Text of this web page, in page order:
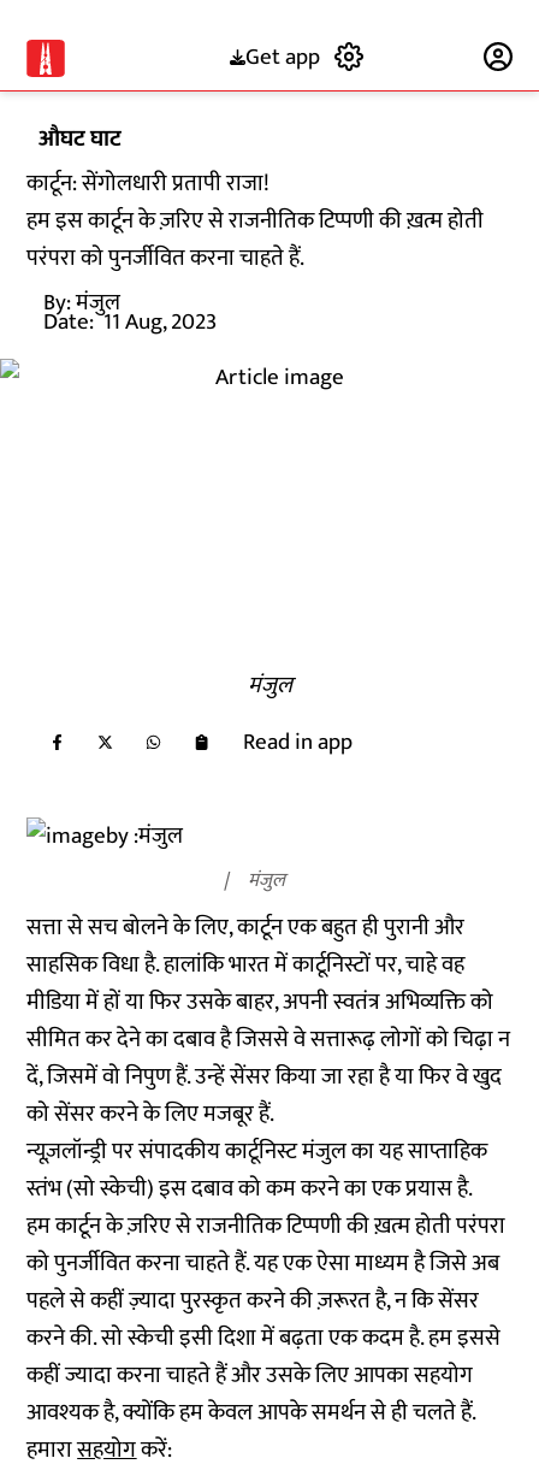
Get app
औघट घाट
कार्टून: सेंगोलधारी प्रतापी राजा!
हम इस कार्टून के ज़रिए से राजनीतिक टिप्पणी की ख़त्म होती
परंपरा को पुनर्जीवित करना चाहते हैं.
By:मंजुल
Date: 11 Aug, 2023
मंजुल
Read in app
मंजुल
सत्ता से सच बोलने के लिए, कार्टून एक बहुत ही पुरानी और
साहसिक विधा है. हालांकि भारत में कार्टूनिस्टों पर, चाहे वह
मीडिया में हों या फिर उसके बाहर, अपनी स्वतंत्र अभिव्यक्ति को
सीमित कर देने का दबाव है जिससे वे सत्तारूढ़ लोगों को चिढ़ा न
दें, जिसमें वो निपुण हैं. उन्हें सेंसर किया जा रहा है या फिर वे खुद
को सेंसर करने के लिए मजबूर हैं.
न्यूज़लॉन्ड्री पर संपादकीय कार्टूनिस्ट मंजुल का यह साप्ताहिक
स्तंभ (सो स्केची) इस दबाव को कम करने का एक प्रयास है.
हम कार्टून के ज़रिए से राजनीतिक टिप्पणी की ख़त्म होती परंपरा
को पुनर्जीवित करना चाहते हैं. यह एक ऐसा माध्यम है जिसे अब
पहले से कहीं ज़्यादा पुरस्कृत करने की ज़रूरत है, न कि सेंसर
करने की. सो स्केची इसी दिशा में बढ़ता एक कदम है. हम इससे
कहीं ज्यादा करना चाहते हैं और उसके लिए आपका सहयोग
आवश्यक है, क्योंकि हम केवल आपके समर्थन से ही चलते हैं.
हमारासहयोगकरें: